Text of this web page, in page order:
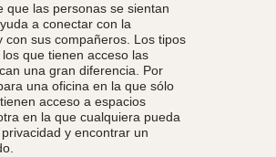
que las personas se sientan
a conectar con la
con sus compañeros. Los tipos
que tienen acceso las
una gran diferencia. Por
una oficina en la que sólo
acceso a espacios
en la que cualquiera pueda
y encontrar un